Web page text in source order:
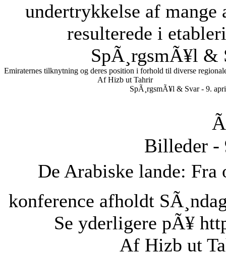
undertrykkelse af
resulterede i
SpÃ¸rgsmÃ¥l &
Emiraternes tilknytning og deres position i forhold til diverse
Af Hizb ut Tahrir
SpÃ¸rgsmÃ¥l & Svar - 9.
Billeder -
De Arabiske lande: Fra
konference afholdt
Se yderligere pÃ¥
Af Hizb ut